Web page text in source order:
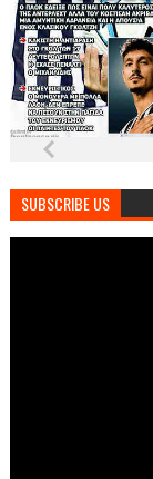
SUBSCRIBE US